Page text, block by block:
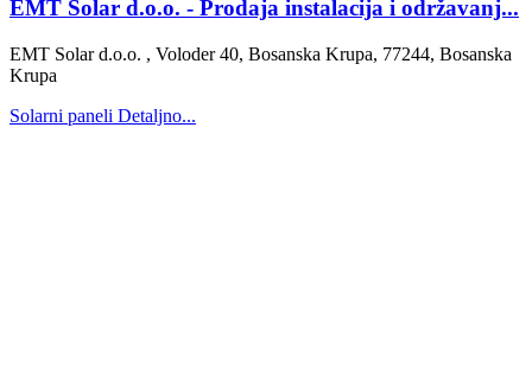
EMT Solar d.o.o. - Prodaja instalacija i održavanj...
EMT Solar d.o.o. , Voloder 40, Bosanska Krupa, 77244, Bosanska
Krupa
Solarni paneli Detaljno...